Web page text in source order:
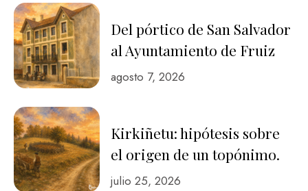
Del pórtico de San Salvador
al Ayuntamiento de Fruiz
agosto 7, 2026
Kirkiñetu: hipótesis sobre
el origen de un topónimo.
julio 25, 2026